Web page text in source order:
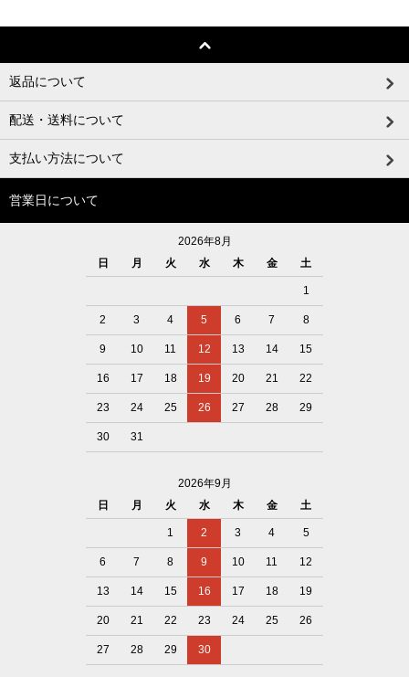
返品について
配送・送料について
支払い方法について
営業日について
2026年8月
日
月 火 水 木 金 土
1
2 3 4 5 6 7 8
9 10 11 12 13 14 15
16 17 18 19 20 21 22
23 24 25 26 27 28 29
30 31
2026年9月
日
月 火 水 木 金 土
1 2 3 4 5
6 7 8 9 10 11 12
13 14 15 16 17 18 19
20 21 22 23 24 25 26
27 28 29 30